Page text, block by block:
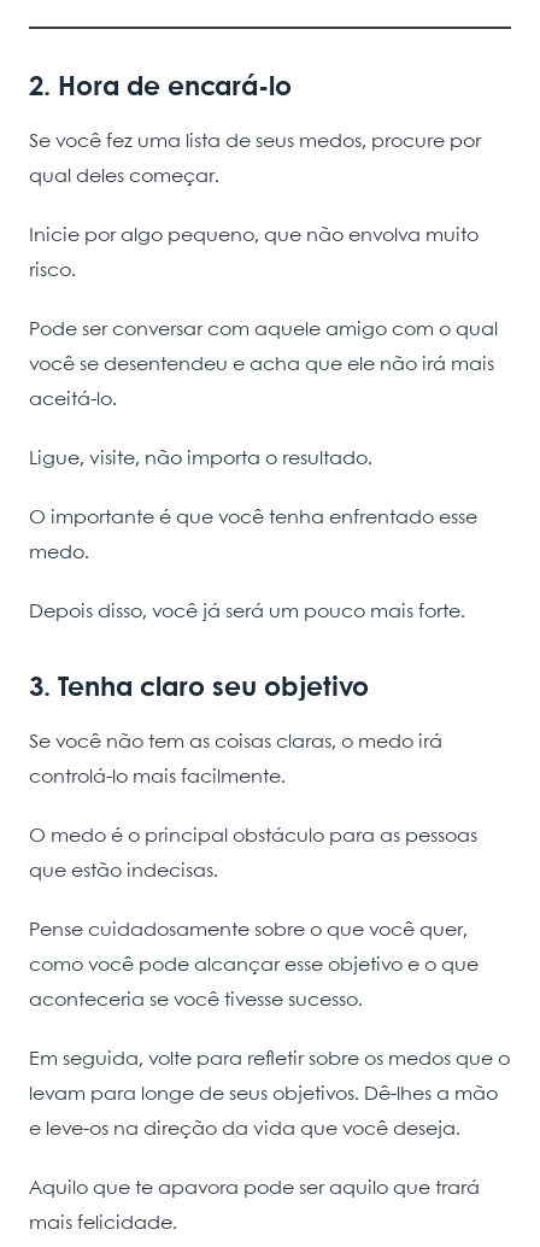
2. Hora de encará-lo
Se você fez uma lista de seus medos, procure por
qual deles começar.
Inicie por algo pequeno, que não envolva muito
risco.
Pode ser conversar com aquele amigo com o qual
você se desentendeu e acha que ele não irá mais
aceitá-lo.
Ligue, visite, não importa o resultado.
O importante é que você tenha enfrentado esse
medo.
Depois disso, você já será um pouco mais forte.
3. Tenha claro seu objetivo
Se você não tem as coisas claras, o medo irá
controlá-lo mais facilmente.
O medo é o principal obstáculo para as pessoas
que estão indecisas.
Pense cuidadosamente sobre o que você quer,
como você pode alcançar esse objetivo e o que
aconteceria se você tivesse sucesso.
Em seguida, volte para refletir sobre os medos que o
levam para longe de seus objetivos. Dê-lhes a mão
e leve-os na direção da vida que você deseja.
Aquilo que te apavora pode ser aquilo que trará
mais felicidade.